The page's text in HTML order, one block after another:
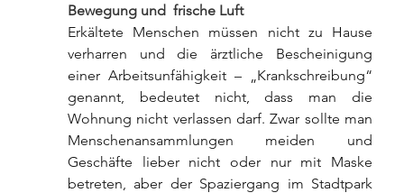
Bewegung und frische Luft
Erkältete Menschen müssen nicht zu Hause
verharren und die ärztliche Bescheinigung
einer Arbeitsunfähigkeit – „Krankschreibung“
genannt, bedeutet nicht, dass man die
Wohnung nicht verlassen darf. Zwar sollte man
Menschenansammlungen meiden und
Geschäfte lieber nicht oder nur mit Maske
betreten, aber der Spaziergang im Stadtpark